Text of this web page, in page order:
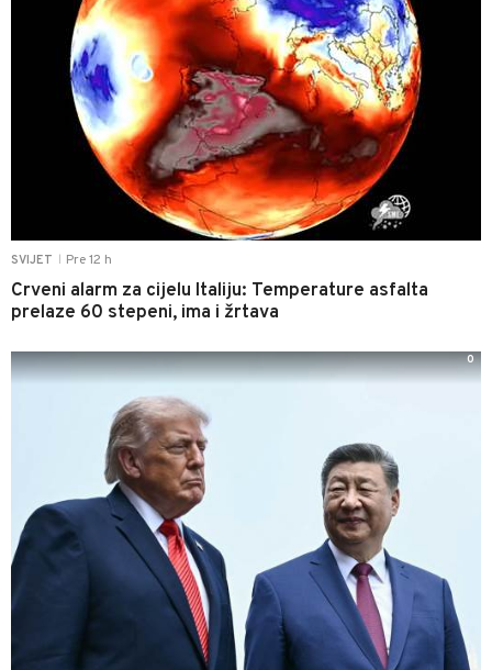
SVIJET Pre 12 h
Crveni alarm za cijelu Italiju: Temperature asfalta
prelaze 60 stepeni, ima i žrtava
0